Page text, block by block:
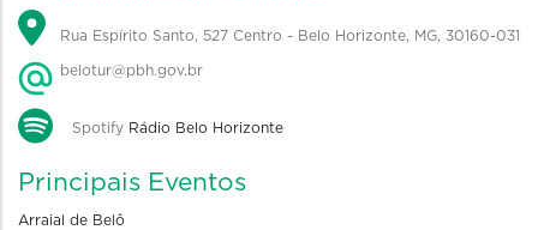
Rua Espírito Santo, 527 Centro - Belo Horizonte, MG, 30160-031
belotur@pbh.gov.br
Spotify Rádio Belo Horizonte
Principais Eventos
Arraial de Belô